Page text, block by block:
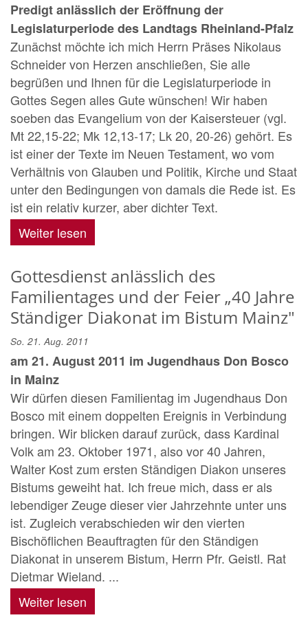
Predigt anlässlich der Eröffnung der
Legislaturperiode des Landtags Rheinland-Pfalz
Zunächst möchte ich mich Herrn Präses Nikolaus
Schneider von Herzen anschließen, Sie alle
begrüßen und Ihnen für die Legislaturperiode in
Gottes Segen alles Gute wünschen! Wir haben
soeben das Evangelium von der Kaisersteuer (vgl.
Mt 22,15-22; Mk 12,13-17; Lk 20, 20-26) gehört. Es
ist einer der Texte im Neuen Testament, wo vom
Verhältnis von Glauben und Politik, Kirche und Staat
unter den Bedingungen von damals die Rede ist. Es
ist ein relativ kurzer, aber dichter Text.
Weiter lesen
Gottesdienst anlässlich des
Familientages und der Feier „40 Jahre
Ständiger Diakonat im Bistum Mainz"
So. 21. Aug. 2011
am 21. August 2011 im Jugendhaus Don Bosco
in Mainz
Wir dürfen diesen Familientag im Jugendhaus Don
Bosco mit einem doppelten Ereignis in Verbindung
bringen. Wir blicken darauf zurück, dass Kardinal
Volk am 23. Oktober 1971, also vor 40 Jahren,
Walter Kost zum ersten Ständigen Diakon unseres
Bistums geweiht hat. Ich freue mich, dass er als
lebendiger Zeuge dieser vier Jahrzehnte unter uns
ist. Zugleich verabschieden wir den vierten
Bischöflichen Beauftragten für den Ständigen
Diakonat in unserem Bistum, Herrn Pfr. Geistl. Rat
Dietmar Wieland. ...
Weiter lesen